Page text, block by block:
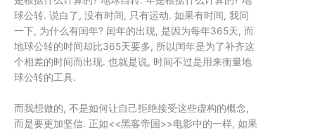
球公转. 说白了, 没有时间, 只有运动. 如果有时间, 我问
一下, 为什么有闰年? 闰年的出现, 是因为每年365天, 而
地球公转的时间却比365天要多, 所以闰年是为了补齐这
个相差的时间而出现. 也就是说, 时间不过是用来衡量地
球公转的工具.
而我想做的, 不是如何让自己拒绝接受这些虚构的概念,
而是要更加坚信. 正如<<黑客帝国>>电影中的一样, 如果